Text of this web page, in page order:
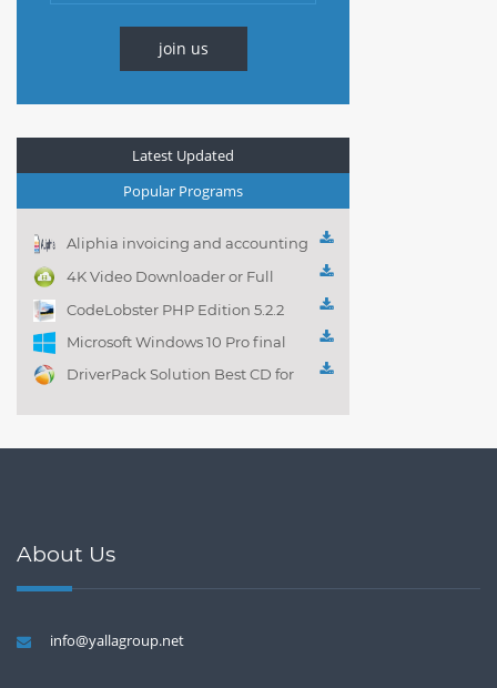
join us
Latest Updated
Popular Programs
Aliphia invoicing and accounting
management 1.0.1
4K Video Downloader or Full
Playlist! 3.4.5.1525
CodeLobster PHP Edition 5.2.2
Microsoft Windows 10 Pro final
DriverPack Solution Best CD for
About Us
info@yallagroup.net